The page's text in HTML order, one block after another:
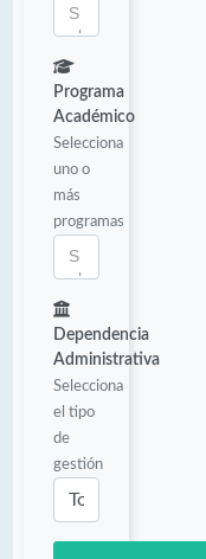
Programa
Académico
Selecciona
uno o
más
programas
Dependencia
Administrativa
Selecciona
el tipo
de
gestión